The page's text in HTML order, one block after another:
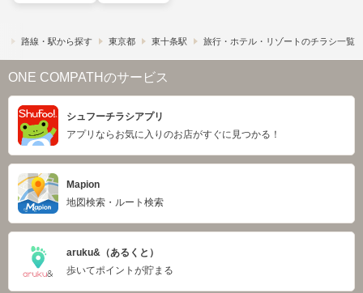
路線・駅から探す 東京都 東十条駅 旅行・ホテル・リゾートのチラシ一覧
ONE COMPATHのサービス
シュフーチラシアプリ
アプリならお気に入りのお店がすぐに見つかる！
Mapion
地図検索・ルート検索
aruku&（あるくと）
歩いてポイントが貯まる